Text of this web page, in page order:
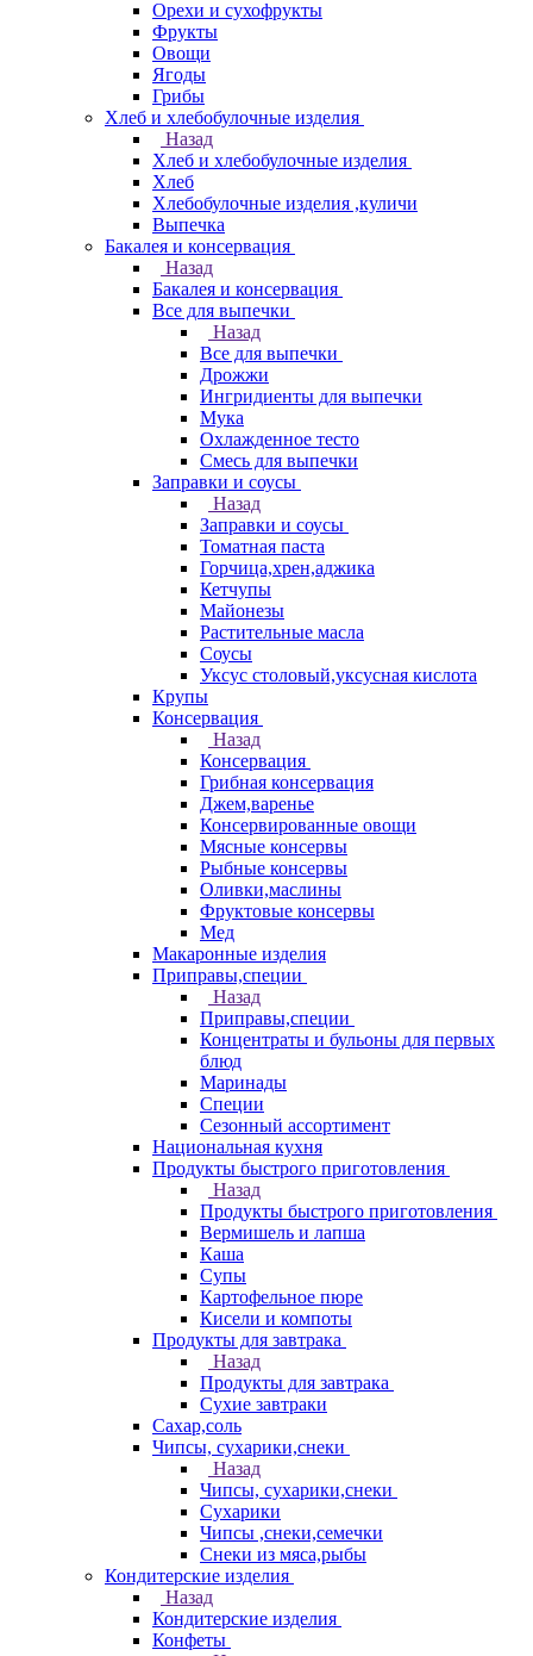
Орехи и сухофрукты
Фрукты
Овощи
Ягоды
Грибы
Хлеб и хлебобулочные изделия
Назад
Хлеб и хлебобулочные изделия
Хлеб
Хлебобулочные изделия ,куличи
Выпечка
Бакалея и консервация
Назад
Бакалея и консервация
Все для выпечки
Назад
Все для выпечки
Дрожжи
Ингридиенты для выпечки
Мука
Охлажденное тесто
Смесь для выпечки
Заправки и соусы
Назад
Заправки и соусы
Томатная паста
Горчица,хрен,аджика
Кетчупы
Майонезы
Растительные масла
Соусы
Уксус столовый,уксусная кислота
Крупы
Консервация
Назад
Консервация
Грибная консервация
Джем,варенье
Консервированные овощи
Мясные консервы
Рыбные консервы
Оливки,маслины
Фруктовые консервы
Мед
Макаронные изделия
Приправы,специи
Назад
Приправы,специи
Концентраты и бульоны для первых
блюд
Маринады
Специи
Сезонный ассортимент
Национальная кухня
Продукты быстрого приготовления
Назад
Продукты быстрого приготовления
Вермишель и лапша
Каша
Супы
Картофельное пюре
Кисели и компоты
Продукты для завтрака
Назад
Продукты для завтрака
Сухие завтраки
Сахар,соль
Чипсы, сухарики,снеки
Назад
Чипсы, сухарики,снеки
Сухарики
Чипсы ,снеки,семечки
Снеки из мяса,рыбы
Кондитерские изделия
Назад
Кондитерские изделия
Конфеты